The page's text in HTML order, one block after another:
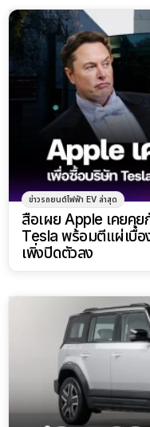
ข่าวรถยนต์ไฟฟ้า EV ล่าสุด
สื่อเผย Apple เคยคุ
Tesla พร้อมตีแผ่เบื้อ
เพิ่งปิดตัวลง